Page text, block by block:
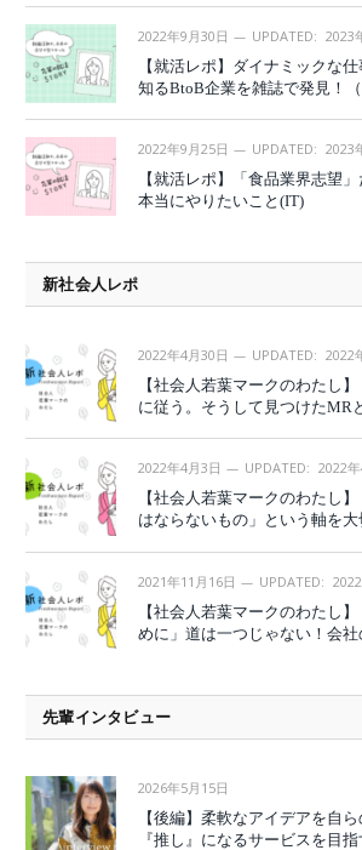
2022年9月30日 UPDATED: 2023
【就活レポ】ダイナミックな
知るBtoB企業を雑誌で発見！（
2022年9月25日 UPDATED: 2023
【就活レポ】「食品業界志望
本当にやりたいこと(IT)
新社会人レポ
2022年4月30日 UPDATED: 2022
【社会人若葉マークのわたし
に従う。そうして見つけたMR
2022年4月3日 UPDATED: 2022
【社会人若葉マークのわたし
はならないもの」という軸を大
2021年11月16日 UPDATED:
【社会人若葉マークのわたし
めに」道は一つじゃない！会
先輩インタビュー
2026年5月15日
【後編】柔軟なアイデアを自
『推し』になるサービスを目